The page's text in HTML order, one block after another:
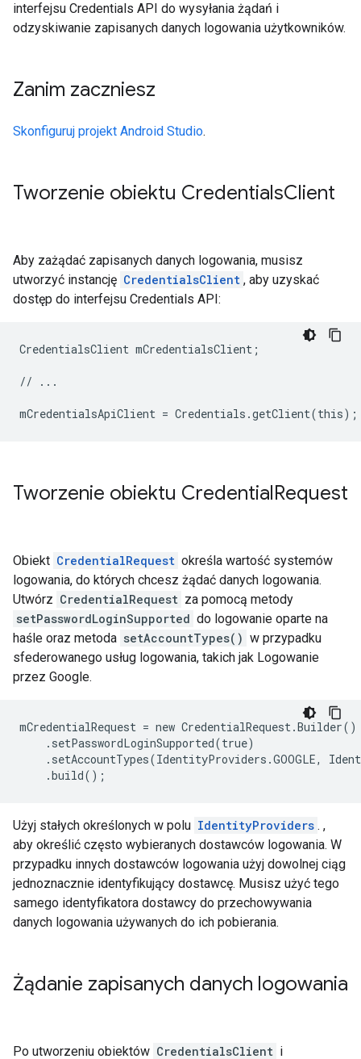
interfejsu Credentials API do wysyłania żądań i
odzyskiwanie zapisanych danych logowania użytkowników.
Zanim zaczniesz
Skonfiguruj projekt Android Studio.
Tworzenie obiektu CredentialsClient
Aby zażądać zapisanych danych logowania, musisz
utworzyć instancję CredentialsClient , aby uzyskać
dostęp do interfejsu Credentials API:
CredentialsClient mCredentialsClient;
// ...
Tworzenie obiektu CredentialRequest
Obiekt CredentialRequest określa wartość systemów
logowania, do których chcesz żądać danych logowania.
Utwórz CredentialRequest za pomocą metody
setPasswordLoginSupported do logowanie oparte na
haśle oraz metoda setAccountTypes() w przypadku
sfederowanego usług logowania, takich jak Logowanie
przez Google.
mCredentialRequest = new CredentialRequest.Builder()
    .setPasswordLoginSupported(true)
.setAccountTypes(IdentityProviders.GOOGLE,
Użyj stałych określonych w polu IdentityProviders . ,
aby określić często wybieranych dostawców logowania. W
przypadku innych dostawców logowania użyj dowolnej ciąg
jednoznacznie identyfikujący dostawcę. Musisz użyć tego
samego identyfikatora dostawcy do przechowywania
danych logowania używanych do ich pobierania.
Żądanie zapisanych danych logowania
Po utworzeniu obiektów CredentialsClient i